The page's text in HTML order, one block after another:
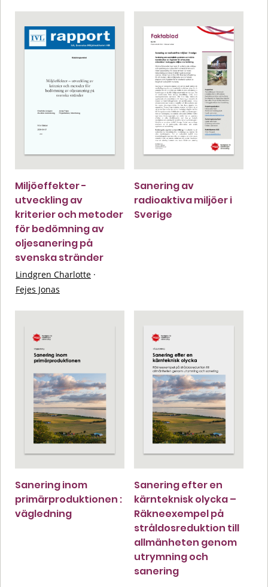
Miljöeffekter -
utveckling av
kriterier och metoder
för bedömning av
oljesanering på
svenska stränder
Lindgren Charlotte ·
Fejes Jonas
Sanering av
radioaktiva miljöer i
Sverige
Sanering inom
primärproduktionen :
vägledning
Sanering efter en
kärnteknisk olycka –
Räkneexempel på
stråldosreduktion till
allmänheten genom
utrymning och
sanering